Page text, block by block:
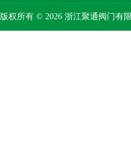
版权所有 © 2026 浙江聚通阀门有